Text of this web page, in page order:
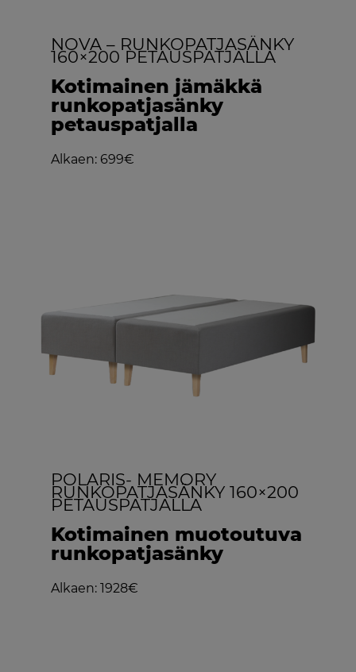
NOVA – RUNKOPATJASÄNKY
160×200 PETAUSPATJALLA
Kotimainen jämäkkä
runkopatjasänky
petauspatjalla
Alkaen: 699€
POLARIS- MEMORY
RUNKOPATJASÄNKY 160×200
PETAUSPATJALLA
Kotimainen muotoutuva
runkopatjasänky
Alkaen: 1928€